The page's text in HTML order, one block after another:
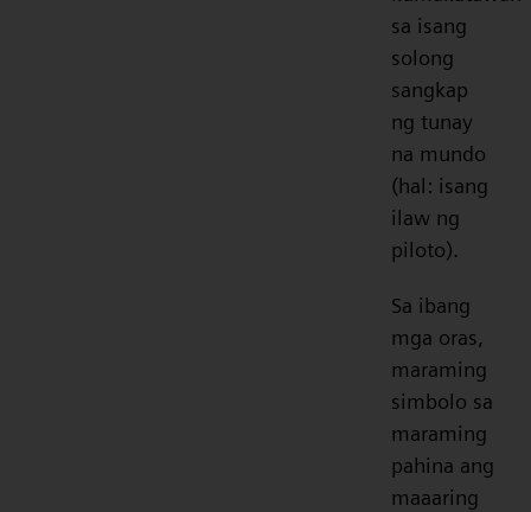
sa isang
solong
sangkap
ng tunay
na mundo
(hal: isang
ilaw ng
piloto).
Sa ibang
mga oras,
maraming
simbolo sa
maraming
pahina ang
maaaring